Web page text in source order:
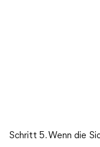
Schritt 5. Wenn die